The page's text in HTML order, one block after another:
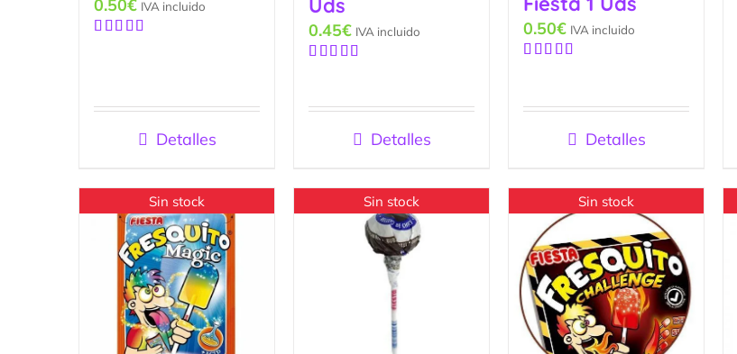
0.50€ IVA incluido
Detalles
0.45€ IVA incluido
Detalles
0.50€ IVA incluido
Detalles
Sin stock Sin stock Sin stock